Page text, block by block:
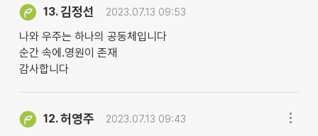
13.김정선 2023.07.13 09:53
나와 우주는 하나의 공동체입니다
순간 속에.영원이 존재
감사합니다
12.허영주 2023.07.13 09:43